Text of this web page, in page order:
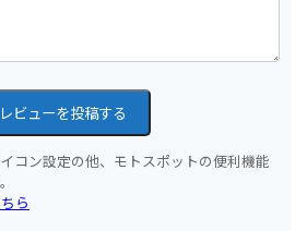
レビューを投稿する
コン設定の他、モトスポットの便利機能
ら